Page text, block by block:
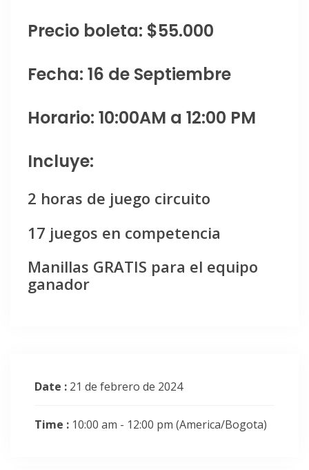
Precio boleta: $55.000
Fecha: 16 de Septiembre
Horario: 10:00AM a 12:00 PM
Incluye:
2 horas de juego circuito
17 juegos en competencia
Manillas GRATIS para el equipo
ganador
Date : 21 de febrero de 2024
Time : 10:00 am - 12:00 pm (America/Bogota)